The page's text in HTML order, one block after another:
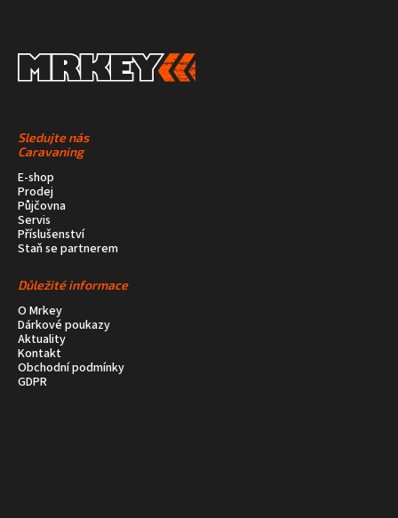
Sledujte nás
Caravaning
E-shop
Prodej
Půjčovna
Servis
Příslušenství
Staň se partnerem
Důležité informace
O Mrkey
Dárkové poukazy
Aktuality
Kontakt
Obchodní podmínky
GDPR